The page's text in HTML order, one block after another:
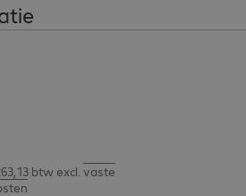
btw excl. vaste